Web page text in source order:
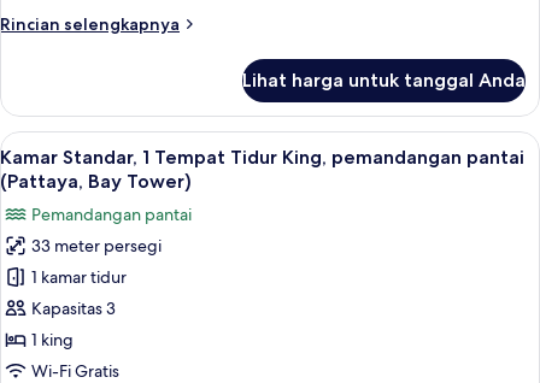
akses
Tower)
Rincian selengkapnya
Rincian
Kamar,
Tempat
Tidur
King,
akses
difabel
(Bay
Tower)
Lihat harga untuk tanggal Anda
Lihat
semua
foto
untuk
Kamar
Standar,
1
Tempat
Tidur
Kamar Standar, 1 Tempat Tidur
6
Kamar Standar, 1 Tempat Tidur King, pemandangan pantai
(Pattaya, Bay Tower)
Pemandangan pantai
33 meter persegi
1 kamar tidur
Kapasitas 3
1 king
Wi-Fi Gratis